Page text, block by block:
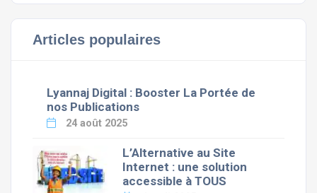
Articles populaires
Lyannaj Digital : Booster La Portée de
nos Publications
24 août 2025
L’Alternative au Site
Internet : une solution
accessible à TOUS